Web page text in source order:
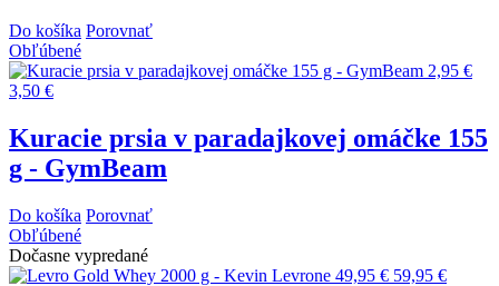
Do košíka Porovnať
Obľúbené
2,95 €
3,50 €
Kuracie prsia v paradajkovej omáčke 155
g - GymBeam
Do košíka Porovnať
Obľúbené
Dočasne vypredané
49,95 € 59,95 €